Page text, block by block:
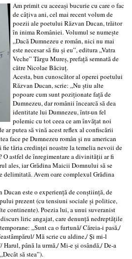
Am primit cu aceeași bucurie cu care o fac
de câțiva ani, cel mai recent volum de
poezii ale poetului Răzvan Ducan, trăitor
în inima României. Volumul se numește
„Dacă Dumnezeu e român, nici nu mai
este necesar să fiu și eu”, editura „Vatra
Veche” Târgu Mureș, prefață semnată de
către Nicolae Băciuț.
Acesta, bun cunoscător al operei poetului
Răzvan Ducan, scrie: „Nu știu alte
popoare cum sunt poziționate față de
Dumnezeu, dar românii încearcă să dea
identitate lui Dumnezeu, într-un fel
polemic cu tot ceea ce am învățat noi
ar putea să vină acest reflex al confiscării
face pe Dumnezeu român și nu american
fie tăria credinței noastre la temelia nevoii de
O astfel de înregimentare a divinității ar fi
ales, iar Grădina Maicii Domnului să se
delimitată. Avem oare complexul Grădina
este o experiență de conștiință, de
prezent (cu tensiuni sociale și politice,
continente). Poezia lui, a unui suveranist
liric angajat, care denunță nedreptățile
„Sunt ca o furtună/ Căreia-i pasă,/
Mă scrie cu aldine,/ Și mi-l
Harul, până la urmă,/ Mi-e și osândă,/ De-a
să stea”).